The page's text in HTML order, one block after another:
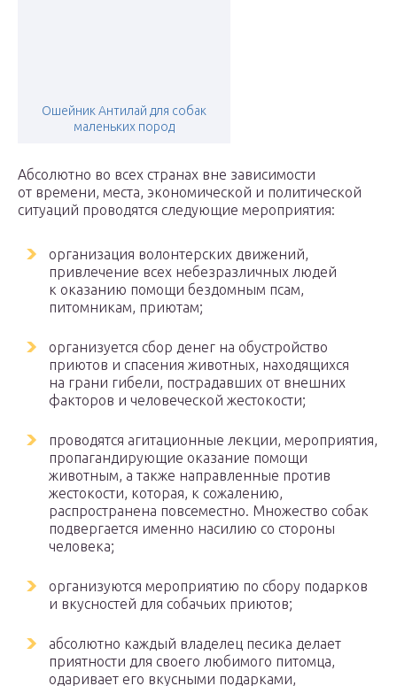
Ошейник Антилай для собак
маленьких пород
Абсолютно во всех странах вне зависимости
от времени, места, экономической и политической
ситуаций проводятся следующие мероприятия:
организация волонтерских движений,
привлечение всех небезразличных людей
к оказанию помощи бездомным псам,
питомникам, приютам;
организуется сбор денег на обустройство
приютов и спасения животных, находящихся
на грани гибели, пострадавших от внешних
факторов и человеческой жестокости;
проводятся агитационные лекции, мероприятия,
пропагандирующие оказание помощи
животным, а также направленные против
жестокости, которая, к сожалению,
распространена повсеместно. Множество собак
подвергается именно насилию со стороны
человека;
организуются мероприятию по сбору подарков
и вкусностей для собачьих приютов;
абсолютно каждый владелец песика делает
приятности для своего любимого питомца,
одаривает его вкусными подарками,